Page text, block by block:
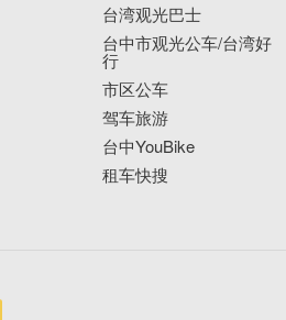
台湾观光巴士
台中市观光公车/台湾好
行
市区公车
驾车旅游
台中YouBike
租车快搜